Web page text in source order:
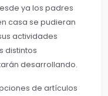
ya los padres
casa se pudieran
actividades
distintos
desarrollando.
de artículos